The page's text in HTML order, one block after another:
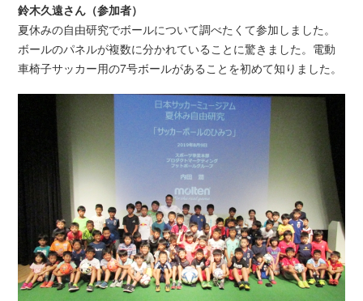
鈴木久遠さん（参加者）
夏休みの自由研究でボールについて調べたくて参加しました。
ボールのパネルが複数に分かれていることに驚きました。電動
車椅子サッカー用の7号ボールがあることを初めて知りました。